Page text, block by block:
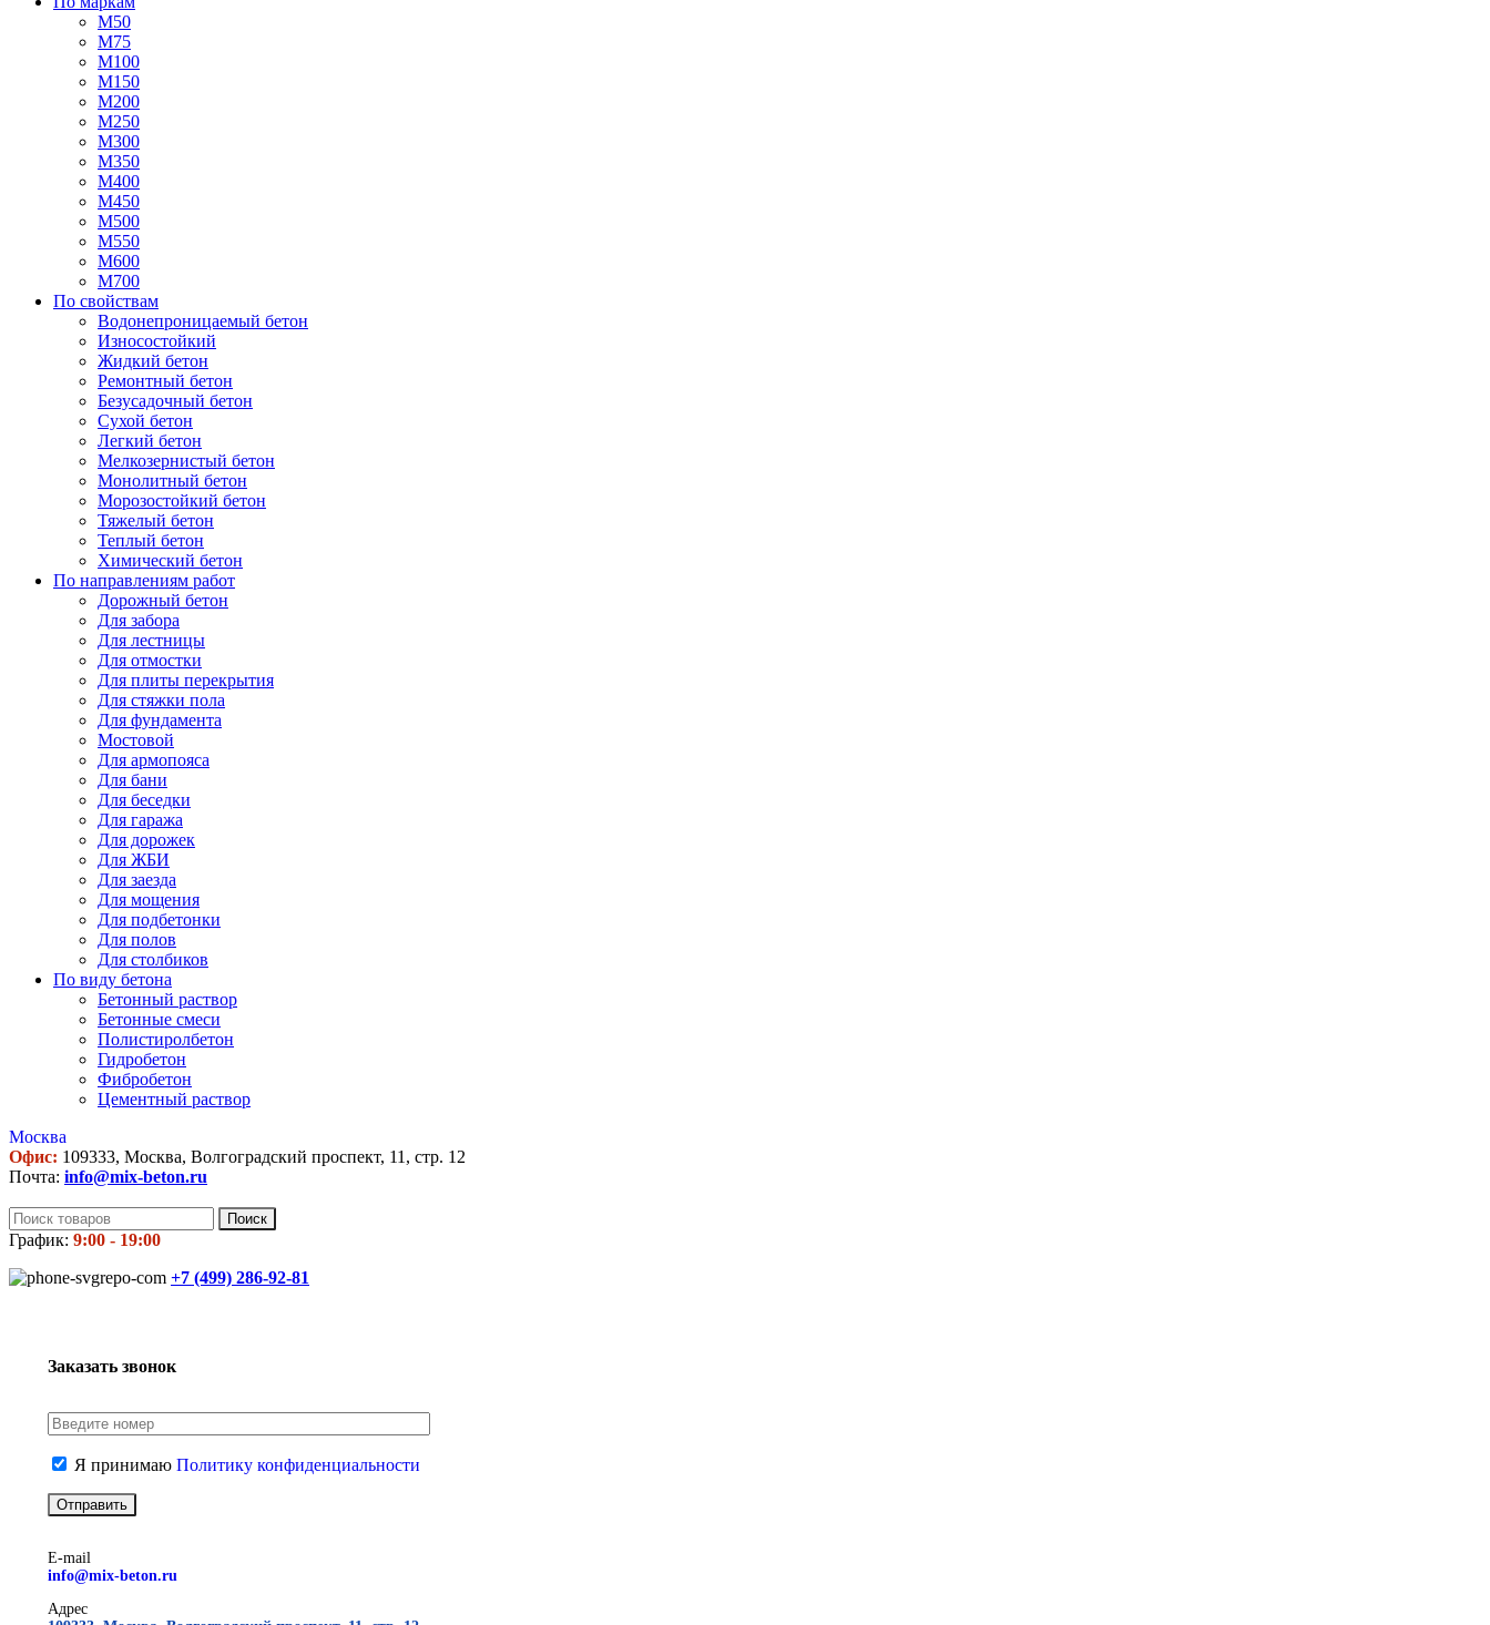
М50
М75
М100
М150
М200
М250
М300
М350
М400
М450
М500
М550
М600
М700
По свойствам
Водонепроницаемый бетон
Износостойкий
Жидкий бетон
Ремонтный бетон
Безусадочный бетон
Сухой бетон
Легкий бетон
Мелкозернистый бетон
Монолитный бетон
Морозостойкий бетон
Тяжелый бетон
Теплый бетон
Химический бетон
По направлениям работ
Дорожный бетон
Для забора
Для лестницы
Для отмостки
Для плиты перекрытия
Для стяжки пола
Для фундамента
Мостовой
Для армопояса
Для бани
Для беседки
Для гаража
Для дорожек
Для ЖБИ
Для заезда
Для мощения
Для подбетонки
Для полов
Для столбиков
По виду бетона
Бетонный раствор
Бетонные смеси
Полистиролбетон
Гидробетон
Фибробетон
Цементный раствор
Москва
Офис: 109333, Москва, Волгоградский проспект, 11, стр. 12
Почта: info@mix-beton.ru
Поиск
График: 9:00 - 19:00
+7 (499) 286-92-81
Заказать звонок
Я принимаю Политику конфиденциальности
E-mail
info@mix-beton.ru
Адрес